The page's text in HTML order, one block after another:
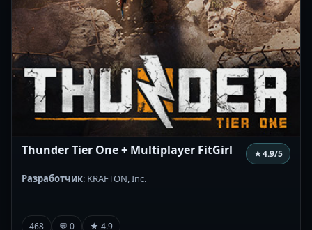
Thunder Tier One + Multiplayer FitGirl ★4.9/5
Разработчик: KRAFTON, Inc.
468 💬 0 ★ 4.9